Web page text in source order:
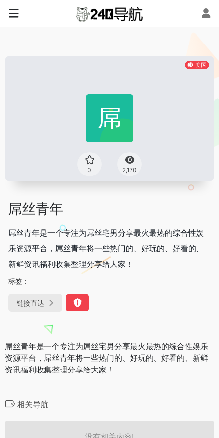
美国
0 2,170
屌丝青年
屌丝青年是一个专注为屌丝宅男分享最火最热的综合性娱
乐资源平台，屌丝青年将一些热门的、好玩的、好看的、
新鲜资讯福利收集整理分享给大家！
标签：
链接直达
屌丝青年是一个专注为屌丝宅男分享最火最热的综合性娱乐
资源平台，屌丝青年将一些热门的、好玩的、好看的、新鲜
资讯福利收集整理分享给大家！
相关导航